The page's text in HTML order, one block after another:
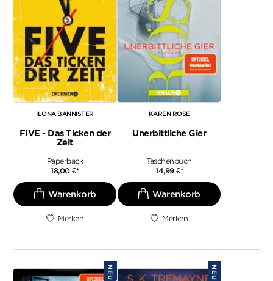
ILONA BANNISTER
FIVE - Das Ticken der
Zeit
Paperback
18,00€*
Merken
KAREN ROSE
Unerbittliche Gier
Taschenbuch
14,99€*
Merken
NEU NEU